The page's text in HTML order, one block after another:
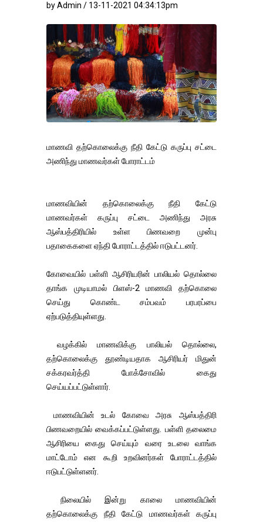
by Admin / 13-11-2021 04:34:13pm
மாணவி தற்கொலைக்கு நீதி கேட்டு கருப்பு சட்டை
அணிந்து மாணவர்கள் போராட்டம்
மாணவியின் தற்கொலைக்கு நீதி கேட்டு
மாணவர்கள் கருப்பு சட்டை அணிந்து அரசு
ஆஸ்பத்திரியில் உள்ள பிணவறை முன்பு
பதாகைகளை ஏந்தி போராட்டத்தில் ஈடுபட்டனர்.
கோவையில் பள்ளி ஆசிரியரின் பாலியல் தொல்லை
தாங்க முடியாமல் பிளஸ்-2 மாணவி தற்கொலை
செய்து கொண்ட சம்பவம் பரபரப்பை
ஏற்படுத்தியுள்ளது.
வழக்கில் மாணவிக்கு பாலியல் தொல்லை,
தற்கொலைக்கு தூண்டியதாக ஆசிரியர் மிதுன்
சக்கரவர்த்தி போக்சோவில் கைது
செய்யப்பட்டுள்ளார்.
மாணவியின் உடல் கோவை அரசு ஆஸ்பத்திரி
பிணவறையில் வைக்கப்பட்டுள்ளது. பள்ளி தலைமை
ஆசிரியை கைது செய்யும் வரை உடலை வாங்க
மாட்டோம் என கூறி உறவினர்கள் போராட்டத்தில்
ஈடுபட்டுள்ளனர்.
நிலையில் இன்று காலை மாணவியின்
தற்கொலைக்கு நீதி கேட்டு மாணவர்கள் கருப்பு